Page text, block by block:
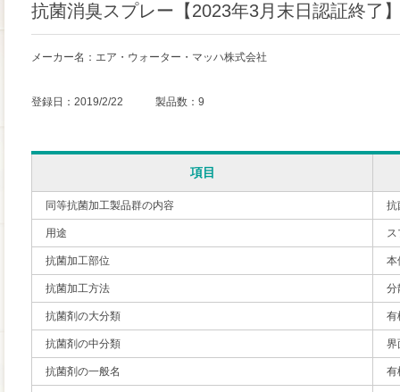
抗菌消臭スプレー【2023年3月末日認証終了
メーカー名：エア・ウォーター・マッハ株式会社
登録日：2019/2/22 製品数：9
項目
同等抗菌加工製品群の内容 抗
用途 ス
抗菌加工部位 本
抗菌加工方法 分
抗菌剤の大分類 有
抗菌剤の中分類 界
抗菌剤の一般名 有